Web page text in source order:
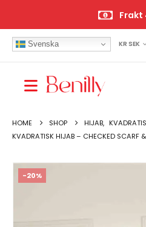
Frakt
Svenska KR SEK
HOME SHOP HIJAB,
KVADRATISK HIJAB – CHECKED SCARF
-20%